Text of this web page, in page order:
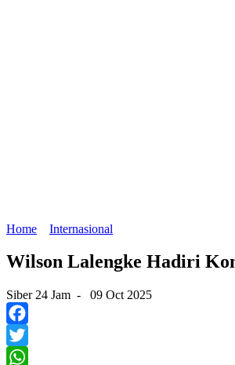
Home
Internasional
Wilson Lalengke Hadiri
Siber 24 Jam - 09 Oct 2025
Facebook
Twitter